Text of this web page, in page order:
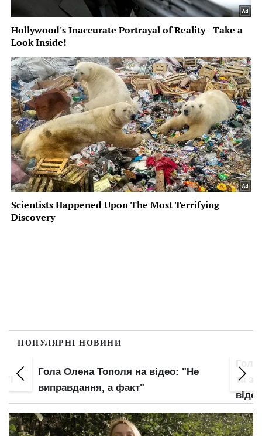
ПОПУЛЯРНІ НОВИНИ
Гола Олена Тополя на відео: "Не
виправдання, а факт"
та